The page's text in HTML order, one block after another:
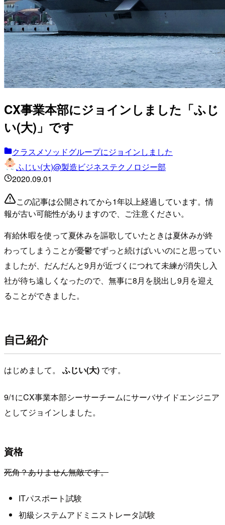
CX事業本部にジョインしました「ふじ
い(大)」です
クラスメソッドグループにジョインしました
ふじい(大)@製造ビジネステクノロジー部
2020.09.01
この記事は公開されてから1年以上経過しています。情
報が古い可能性がありますので、ご注意ください。
有給休暇を使って夏休みを謳歌していたときは夏休みが終
わってしまうことが憂鬱でずっと続けばいいのにと思ってい
ましたが、だんだんと9月が近づくにつれて未練が消失し入
社が待ち遠しくなったので、無事に8月を脱出し9月を迎え
ることができました。
自己紹介
はじめまして。 ふじい(大) です。
9/1にCX事業本部シーサーチームにサーバサイドエンジニア
としてジョインしました。
資格
死角？ありません無敵です。
ITパスポート試験
初級システムアドミニストレータ試験